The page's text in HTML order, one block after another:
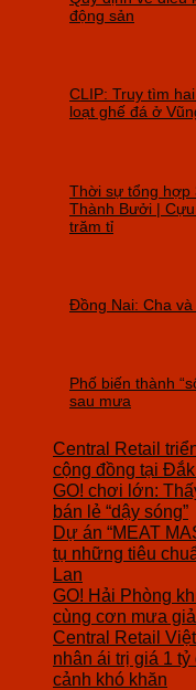
động sản
CLIP: Truy tìm
loạt ghế đá ở
Thời sự tổng hợp
Thành Bưởi |
trăm tỉ
Đồng Nai: Cha
Phố biến thành
sau mưa
Central Retail
cộng đồng tại
GO! chơi lớn:
bán lẻ “dậy sóng”
Dự án “MEAT
tụ những tiêu
Lan
GO! Hải Phòng
cùng cơn mưa
Central Retail
nhân ái trị giá 1
cảnh khó khăn